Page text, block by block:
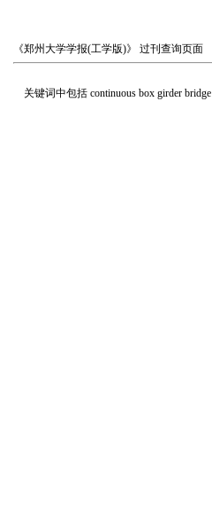
《郑州大学学报(工学版)》 过刊查询页面
关键词中包括 continuous box girder bridge